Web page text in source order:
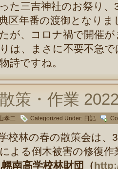
た三吉神社のお祭り、
区年番の渡御となり
が、コロナ禍で開催
は、まさに不要不急
詩ですね。
策・作業
孝二 Categorized Under: 日記
校林の春の散策会は、
よる倒木被害の修復
南高学校林財団（